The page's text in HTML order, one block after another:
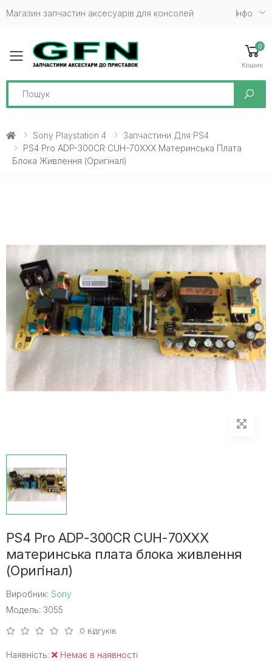
Магазин запчастин аксесуарів для консолей Iнфо
Toggle mobile menu
0
Кошик
Search
Sony Playstation 4
Запчастини Для PS4
PS4 Pro ADP-300CR CUH-70XXX Материнська Плата
Блока Живлення (Оригінал)
PS4 Pro ADP-300CR CUH-70XXX
материнська плата блока живлення
(Оригінал)
Виробник: Sony
Модель: 3055
0 відгуків
Наявність: Немає в наявності